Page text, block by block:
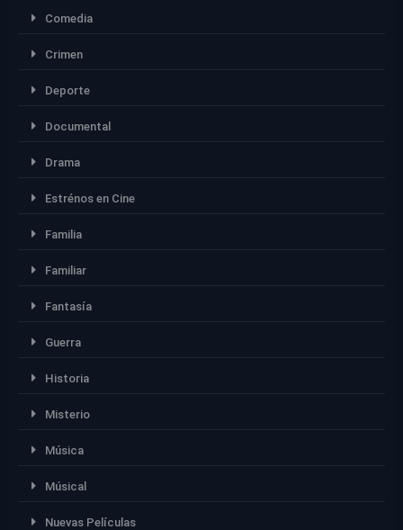
Comedia
Crimen
Deporte
Documental
Drama
Estrénos en Cine
Familia
Familiar
Fantasía
Guerra
Historia
Misterio
Música
Músical
Nuevas Películas